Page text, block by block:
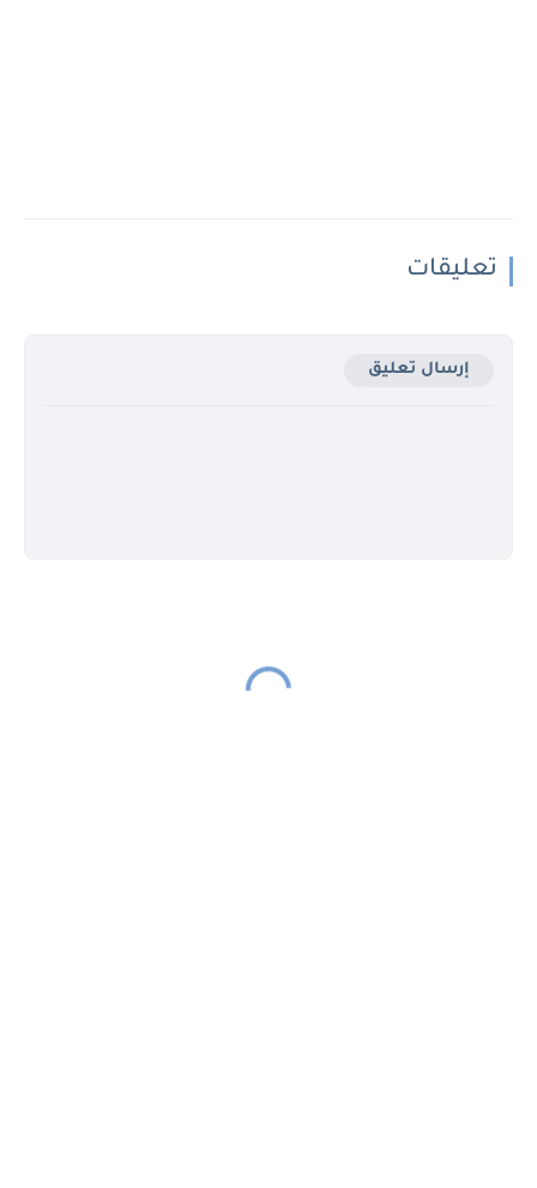
تعليقات
إرسال تعليق